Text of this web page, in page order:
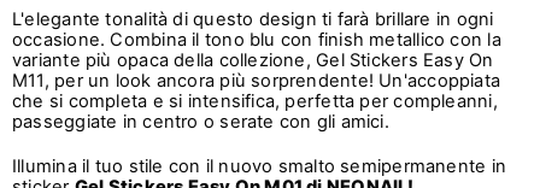
L'elegante tonalità di questo design ti farà brillare in ogni
occasione. Combina il tono blu con finish metallico con la
variante più opaca della collezione, Gel Stickers Easy On
M11, per un look ancora più sorprendente! Un'accoppiata
che si completa e si intensifica, perfetta per compleanni,
passeggiate in centro o serate con gli amici.
Illumina il tuo stile con il nuovo smalto semipermanente in